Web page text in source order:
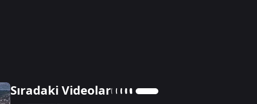
Sıradaki Videolar